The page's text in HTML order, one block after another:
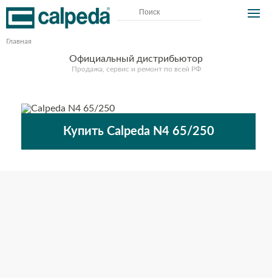
Главная
Официальный дистрибьютор
Продажа, сервис и ремонт по всей РФ
Купить Calpeda N4 65/250